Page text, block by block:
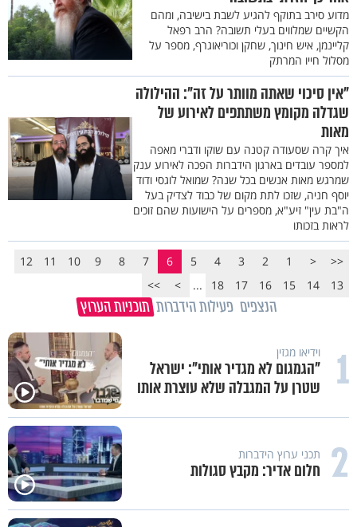
מדוע סירב בתוקף להגיע לשבת בישיבה, ומהם
הקשיים שמלווים בעלי תשובה? הרב רפאל
קליינמן, איש חינוך, שחקן וכוריאוגרף, מספר על
מסלול חייו המרתק
"אין סיכוי שאתה מוותר על זה": ההילולה
שגדלה מקומץ משתתפים לאירוע של
מאות
איך קרה שסעודה קטנה עם שוקו ודברי מאפה
למספר עובדים בארגון הידברות הפכה לאירוע ענק
שמרגש מאות אנשים בכל שנה? שמואל לוגסי ודוד
יוסף חניה, שזכו לתת מקום של כבוד לצדיק בעל
ה"בת עין" זיע"א, מספרים על הישועות שהם זוכים
לראות בזכותו
<<
<
1
2
3
4
5
6
7
8
9
10
11
12
13
14
15
16
17
18
...
>
>>
הנצפים פעילות הידברות תוכניות הערוץ
1 וידיאו מגזין
"הגמגום לא מגדיר אותי": ישראל
שטרן על המגבלה שלא עוצרת אותו
2 תכני ערוץ הידברות
חלום אדיר: מקבץ סגולות